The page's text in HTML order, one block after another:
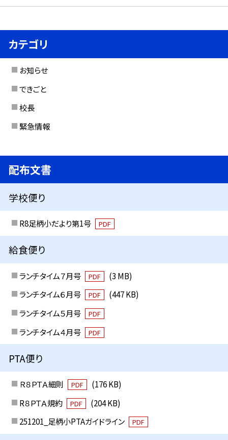
カテゴリ
お知らせ
できごと
校長
緊急情報
配布文書
学校便り
R8足柄小だより第1号 PDF
給食便り
ランチタイム７月号 PDF
(3 MB)
ランチタイム６月号
PDF
(447 KB)
ランチタイム５月号
PDF
ランチタイム４月号 PDF
PTA便り
Ｒ８ＰＴＡ細則 PDF
(176 KB)
R８ＰＴＡ規約
PDF
(204 KB)
251201_足柄小PTAガイドライン
PDF